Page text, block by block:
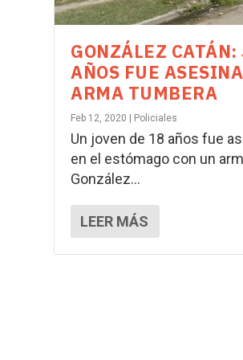
GONZÁLEZ CATÁN:
AÑOS FUE
ARMA TUMBERA
Feb 12, 2020 | Policiales
Un joven de 18 años fue
en el estómago con un
González...
LEER MÁS